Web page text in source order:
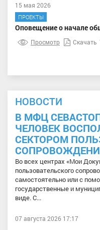
15 мая 2026
ПРОЕКТЫ
Оповещение о начале
Просмотр Скачать
НОВОСТИ
В МФЦ
ЧЕЛОВЕК
СЕКТОРОМ
Во всех центрах «Мои
пользовательского
самостоятельно или с
государственные и
виде. С...
07 августа 2026 17:17